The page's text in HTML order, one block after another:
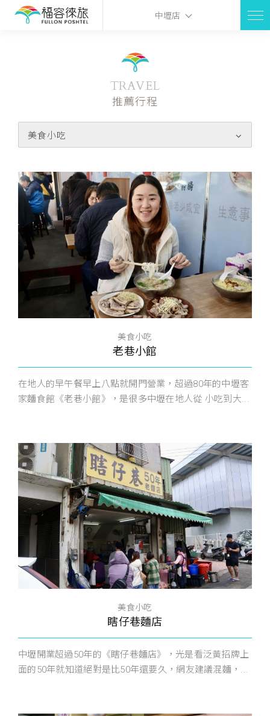
中壢店
TRAVEL
推薦行程
美食小吃
美食小吃
老巷小館
在地人的早午餐早上八點就開門營業，超過80年的中壢客
家麵食館《老巷小館》，是很多中壢在地人從 小吃到大...
美食小吃
瞎仔巷麵店
中壢開業超過50年的《瞎仔巷麵店》，光是看泛黃招牌上
面的50年就知道絕對是比50年還要久，網友建議混麵，...